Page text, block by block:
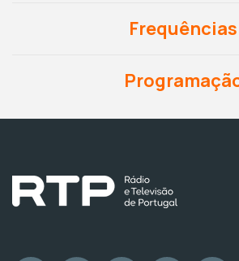
Frequências